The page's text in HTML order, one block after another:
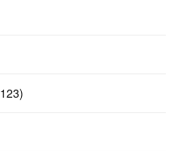
123)